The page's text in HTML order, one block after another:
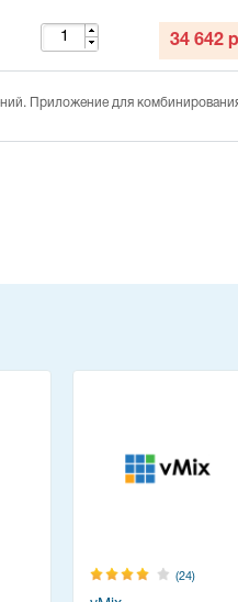
34 642
Приложение для
(24)